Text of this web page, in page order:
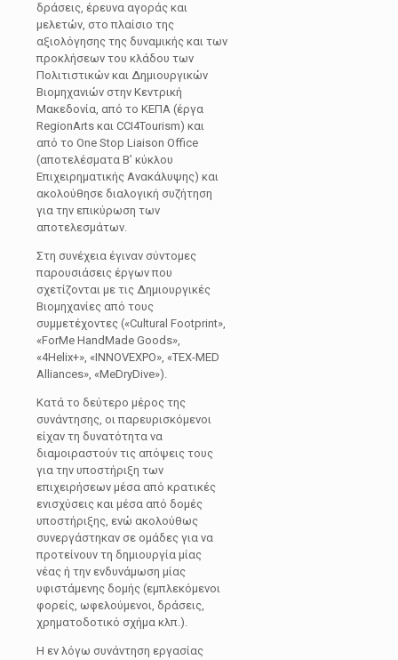
δράσεις, έρευνα αγοράς και
μελετών, στο πλαίσιο της
αξιολόγησης της δυναμικής και των
προκλήσεων του κλάδου των
Πολιτιστικών και Δημιουργικών
Βιομηχανιών στην Κεντρική
Μακεδονία, από το ΚΕΠΑ (έργα
RegionArts και CCI4Tourism) και
από το One Stop Liaison Office
(αποτελέσματα Β’ κύκλου
Επιχειρηματικής Ανακάλυψης) και
ακολούθησε διαλογική συζήτηση
για την επικύρωση των
αποτελεσμάτων.
Στη συνέχεια έγιναν σύντομες
παρουσιάσεις έργων που
σχετίζονται με τις Δημιουργικές
Βιομηχανίες από τους
συμμετέχοντες («Cultural Footprint»,
«ForMe HandMade Goods»,
«4Helix+», «INNOVEXPO», «TEX-MED
Alliances», «MeDryDive»).
Κατά το δεύτερο μέρος της
συνάντησης, οι παρευρισκόμενοι
είχαν τη δυνατότητα να
διαμοιραστούν τις απόψεις τους
για την υποστήριξη των
επιχειρήσεων μέσα από κρατικές
ενισχύσεις και μέσα από δομές
υποστήριξης, ενώ ακολούθως
συνεργάστηκαν σε ομάδες για να
προτείνουν τη δημιουργία μίας
νέας ή την ενδυνάμωση μίας
υφιστάμενης δομής (εμπλεκόμενοι
φορείς, ωφελούμενοι, δράσεις,
χρηματοδοτικό σχήμα κλπ.).
Η εν λόγω συνάντηση εργασίας